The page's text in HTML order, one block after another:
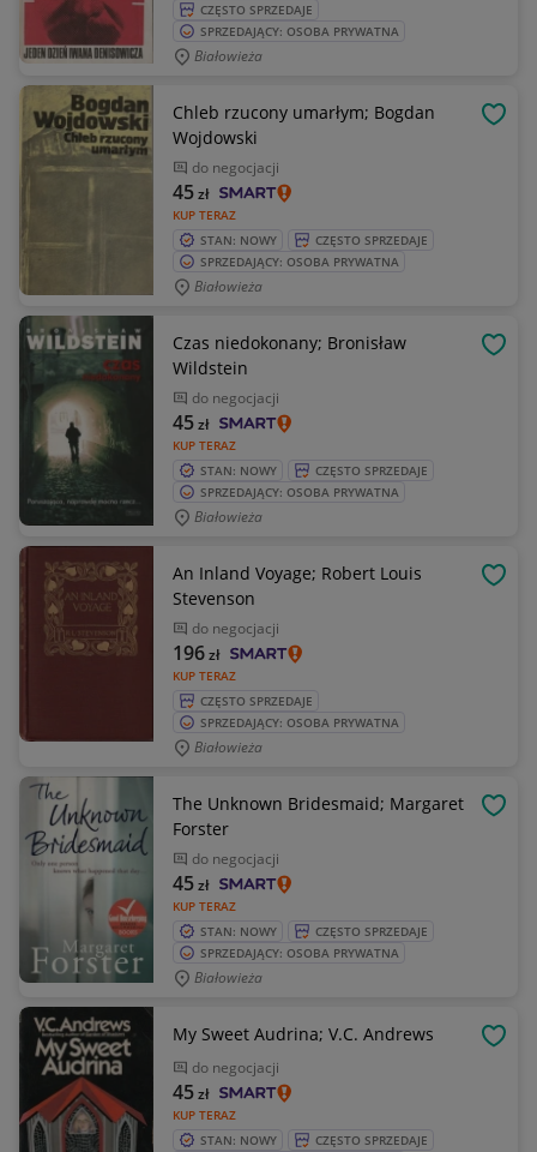
CZĘSTO SPRZEDAJE
SPRZEDAJĄCY: OSOBA PRYWATNA
Białowieża
Chleb rzucony umarłym; Bogdan
Wojdowski
do negocjacji
KUP TERAZ
45zł
STAN: NOWY
CZĘSTO SPRZEDAJE
SPRZEDAJĄCY: OSOBA PRYWATNA
Białowieża
Czas niedokonany; Bronisław
Wildstein
do negocjacji
KUP TERAZ
45zł
STAN: NOWY
CZĘSTO SPRZEDAJE
SPRZEDAJĄCY: OSOBA PRYWATNA
Białowieża
An Inland Voyage; Robert Louis
Stevenson
do negocjacji
KUP TERAZ
196zł
CZĘSTO SPRZEDAJE
SPRZEDAJĄCY: OSOBA PRYWATNA
Białowieża
The Unknown Bridesmaid; Margaret
Forster
do negocjacji
KUP TERAZ
45zł
STAN: NOWY
CZĘSTO SPRZEDAJE
SPRZEDAJĄCY: OSOBA PRYWATNA
Białowieża
My Sweet Audrina; V.C. Andrews
do negocjacji
KUP TERAZ
45zł
STAN: NOWY
CZĘSTO SPRZEDAJE